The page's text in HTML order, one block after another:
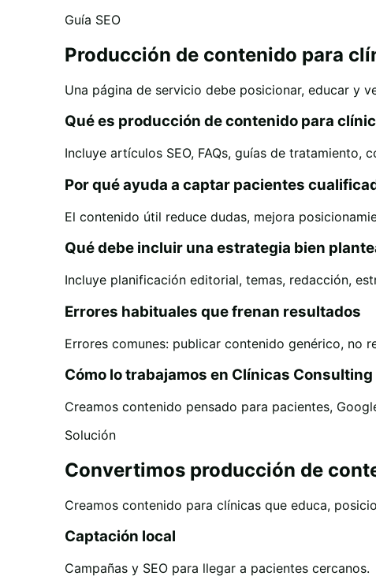
Guía SEO
Producción de contenido para
Una página de servicio debe posicionar, educar y
Qué es producción de contenido para
Incluye artículos SEO, FAQs, guías de tratamiento,
Por qué ayuda a captar pacientes
El contenido útil reduce dudas, mejora
Qué debe incluir una estrategia bien
Incluye planificación editorial, temas, redacción,
Errores habituales que frenan resultados
Errores comunes: publicar contenido genérico, no
Cómo lo trabajamos en Clínicas Consulting
Creamos contenido pensado para pacientes,
Solución
Convertimos producción de
Creamos contenido para clínicas que educa,
Captación local
Campañas y SEO para llegar a pacientes cercanos.